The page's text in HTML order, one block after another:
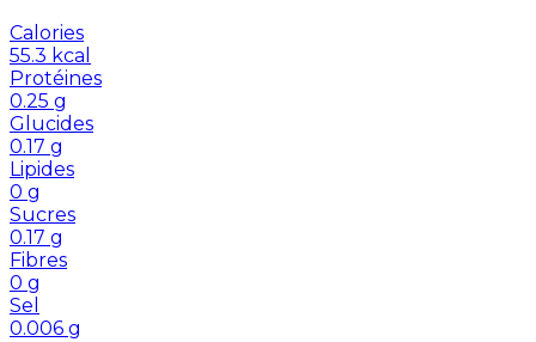
Calories
55.3 kcal
Protéines
0.25 g
Glucides
0.17 g
Lipides
0 g
Sucres
0.17 g
Fibres
0 g
Sel
0.006 g